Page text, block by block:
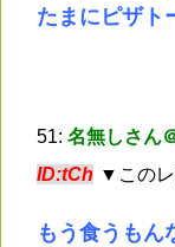
たまにピザト
51: 名無しさん
ID:tCh ▼この
もう食うもん